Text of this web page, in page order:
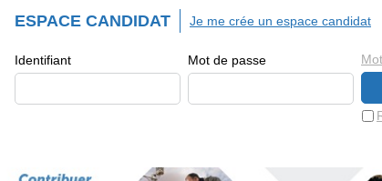
ESPACE CANDIDAT
Identifiant Mot de passe
Je me crée un espace candidat